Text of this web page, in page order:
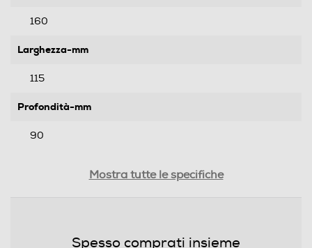
160
Larghezza-mm
115
Profondità-mm
90
Mostra tutte le specifiche
Spesso comprati insieme